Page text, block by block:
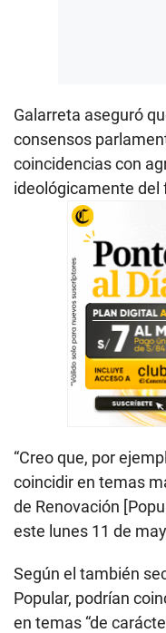
Galarreta aseguró
consensos
coincidencias con
ideológicamente del
“Creo que, por
coincidir en temas
de Renovación
este lunes 11 de
Según el también
Popular, podrían
en temas “de